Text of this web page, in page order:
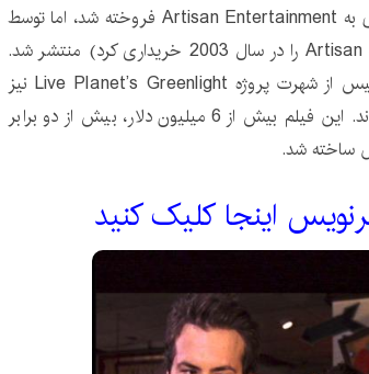
فیلمنامه ابتدا در یک قرارداد سینمایی به Artisan Entertainment فروخته شد، اما توسط
Lions Gate Entertainment (که Artisan را در سال 2003 خریداری کرد) منتشر شد.
تهیه کنندگان کریس مور و جف بالیس از شهرت پروژه Live Planet’s Greenlight نیز
متوجه این پروژه شدند و کمک کردند. این فیلم بیش از 6 میلیون دلار، بیش از دو برابر
ساخته شد.
اينجا کليک کنيد